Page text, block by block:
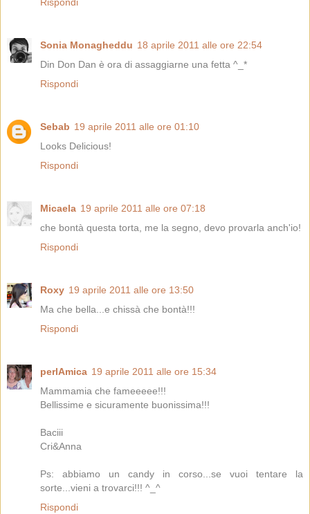
Rispondi
Sonia Monagheddu 18 aprile 2011 alle ore 22:54
Din Don Dan è ora di assaggiarne una fetta ^_*
Rispondi
Sebab 19 aprile 2011 alle ore 01:10
Looks Delicious!
Rispondi
Micaela 19 aprile 2011 alle ore 07:18
che bontà questa torta, me la segno, devo provarla anch'io!
Rispondi
Roxy 19 aprile 2011 alle ore 13:50
Ma che bella...e chissà che bontà!!!
Rispondi
perlAmica 19 aprile 2011 alle ore 15:34
Mammamia che fameeeee!!!
Bellissime e sicuramente buonissima!!!
Baciii
Cri&Anna
Ps: abbiamo un candy in corso...se vuoi tentare la
sorte...vieni a trovarci!!! ^_^
Rispondi